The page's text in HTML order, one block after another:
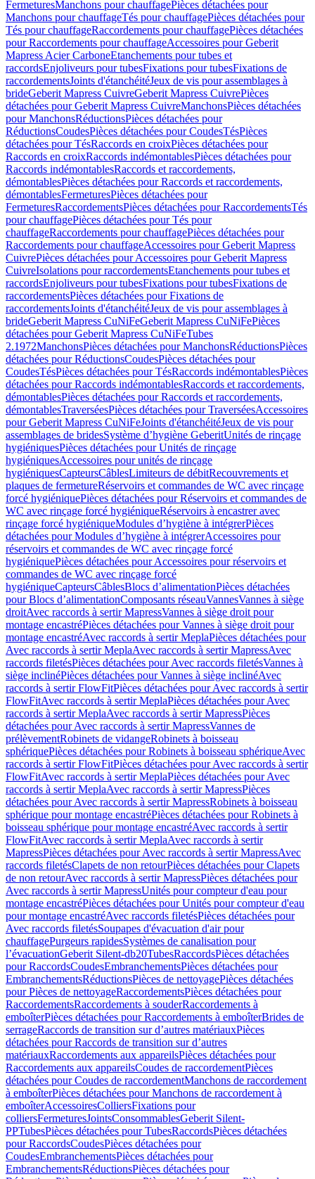
FermeturesManchons pour chauffagePièces détachées pour
Manchons pour chauffageTés pour chauffagePièces détachées pour
Tés pour chauffageRaccordements pour chauffagePièces détachées
pour Raccordements pour chauffageAccessoires pour Geberit
Mapress Acier CarboneEtanchements pour tubes et
raccordsEnjoliveurs pour tubesFixations pour tubesFixations de
raccordementsJoints d'étanchéitéJeux de vis pour assemblages à
brideGeberit Mapress CuivreGeberit Mapress CuivrePièces
détachées pour Geberit Mapress CuivreManchonsPièces détachées
pour ManchonsRéductionsPièces détachées pour
RéductionsCoudesPièces détachées pour CoudesTésPièces
détachées pour TésRaccords en croixPièces détachées pour
Raccords en croixRaccords indémontablesPièces détachées pour
Raccords indémontablesRaccords et raccordements,
démontablesPièces détachées pour Raccords et raccordements,
démontablesFermeturesPièces détachées pour
FermeturesRaccordementsPièces détachées pour RaccordementsTés
pour chauffagePièces détachées pour Tés pour
chauffageRaccordements pour chauffagePièces détachées pour
Raccordements pour chauffageAccessoires pour Geberit Mapress
CuivrePièces détachées pour Accessoires pour Geberit Mapress
CuivreIsolations pour raccordementsEtanchements pour tubes et
raccordsEnjoliveurs pour tubesFixations pour tubesFixations de
raccordementsPièces détachées pour Fixations de
raccordementsJoints d'étanchéitéJeux de vis pour assemblages à
brideGeberit Mapress CuNiFeGeberit Mapress CuNiFePièces
détachées pour Geberit Mapress CuNiFeTubes
2.1972ManchonsPièces détachées pour ManchonsRéductionsPièces
détachées pour RéductionsCoudesPièces détachées pour
CoudesTésPièces détachées pour TésRaccords indémontablesPièces
détachées pour Raccords indémontablesRaccords et raccordements,
démontablesPièces détachées pour Raccords et raccordements,
démontablesTraverséesPièces détachées pour TraverséesAccessoires
pour Geberit Mapress CuNiFeJoints d'étanchéitéJeux de vis pour
assemblages de bridesSystème d’hygiène GeberitUnités de rinçage
hygiéniquesPièces détachées pour Unités de rinçage
hygiéniquesAccessoires pour unités de rinçage
hygiéniquesCapteursCâblesLimiteurs de débitRecouvrements et
plaques de fermetureRéservoirs et commandes de WC avec rinçage
forcé hygiéniquePièces détachées pour Réservoirs et commandes de
WC avec rinçage forcé hygiéniqueRéservoirs à encastrer avec
rinçage forcé hygiéniqueModules d’hygiène à intégrerPièces
détachées pour Modules d’hygiène à intégrerAccessoires pour
réservoirs et commandes de WC avec rinçage forcé
hygiéniquePièces détachées pour Accessoires pour réservoirs et
commandes de WC avec rinçage forcé
hygiéniqueCapteursCâblesBlocs d’alimentationPièces détachées
pour Blocs d’alimentationComposants réseauVannesVannes à siège
droitAvec raccords à sertir MapressVannes à siège droit pour
montage encastréPièces détachées pour Vannes à siège droit pour
montage encastréAvec raccords à sertir MeplaPièces détachées pour
Avec raccords à sertir MeplaAvec raccords à sertir MapressAvec
raccords filetésPièces détachées pour Avec raccords filetésVannes à
siège inclinéPièces détachées pour Vannes à siège inclinéAvec
raccords à sertir FlowFitPièces détachées pour Avec raccords à sertir
FlowFitAvec raccords à sertir MeplaPièces détachées pour Avec
raccords à sertir MeplaAvec raccords à sertir MapressPièces
détachées pour Avec raccords à sertir MapressVannes de
prélèvementRobinets de vidangeRobinets à boisseau
sphériquePièces détachées pour Robinets à boisseau sphériqueAvec
raccords à sertir FlowFitPièces détachées pour Avec raccords à sertir
FlowFitAvec raccords à sertir MeplaPièces détachées pour Avec
raccords à sertir MeplaAvec raccords à sertir MapressPièces
détachées pour Avec raccords à sertir MapressRobinets à boisseau
sphérique pour montage encastréPièces détachées pour Robinets à
boisseau sphérique pour montage encastréAvec raccords à sertir
FlowFitAvec raccords à sertir MeplaAvec raccords à sertir
MapressPièces détachées pour Avec raccords à sertir MapressAvec
raccords filetésClapets de non retourPièces détachées pour Clapets
de non retourAvec raccords à sertir MapressPièces détachées pour
Avec raccords à sertir MapressUnités pour compteur d'eau pour
montage encastréPièces détachées pour Unités pour compteur d'eau
pour montage encastréAvec raccords filetésPièces détachées pour
Avec raccords filetésSoupapes d'évacuation d'air pour
chauffagePurgeurs rapidesSystèmes de canalisation pour
l’évacuationGeberit Silent-db20TubesRaccordsPièces détachées
pour RaccordsCoudesEmbranchementsPièces détachées pour
EmbranchementsRéductionsPièces de nettoyagePièces détachées
pour Pièces de nettoyageRaccordementsPièces détachées pour
RaccordementsRaccordements à souderRaccordements à
emboîterPièces détachées pour Raccordements à emboîterBrides de
serrageRaccords de transition sur d’autres matériauxPièces
détachées pour Raccords de transition sur d’autres
matériauxRaccordements aux appareilsPièces détachées pour
Raccordements aux appareilsCoudes de raccordementPièces
détachées pour Coudes de raccordementManchons de raccordement
à emboîterPièces détachées pour Manchons de raccordement à
emboîterAccessoiresColliersFixations pour
colliersFermeturesJointsConsommablesGeberit Silent-
PPTubesPièces détachées pour TubesRaccordsPièces détachées
pour RaccordsCoudesPièces détachées pour
CoudesEmbranchementsPièces détachées pour
EmbranchementsRéductionsPièces détachées pour